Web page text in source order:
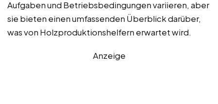
Aufgaben und Betriebsbedingungen variieren, aber
sie bieten einen umfassenden Überblick darüber,
was von Holzproduktionshelfern erwartet wird.
Anzeige